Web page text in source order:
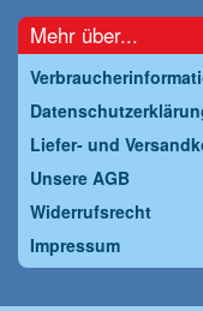
Mehr über...
Liefer- und
Unsere AGB
Widerrufsrecht
Impressum